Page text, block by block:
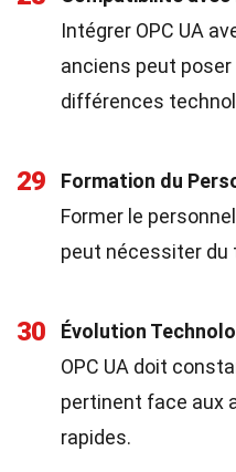
Intégrer OPC UA
anciens peut
différences
29
Formation du
Former le
peut nécessiter du
30
Évolution
OPC UA doit
pertinent face aux
rapides.